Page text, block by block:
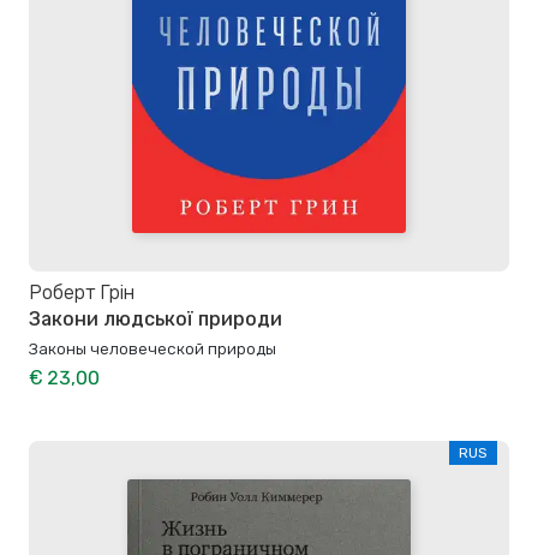
Роберт Грін
Закони людської природи
Законы человеческой природы
€ 23,00
RUS